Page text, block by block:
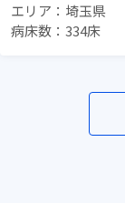
エリア：埼玉県
病床数：334床